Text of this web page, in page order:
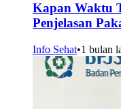
Kapan Waktu
Penjelasan
Info Sehat•1 bulan